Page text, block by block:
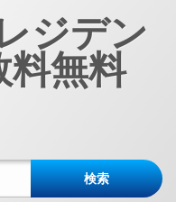
ジデン
料無料